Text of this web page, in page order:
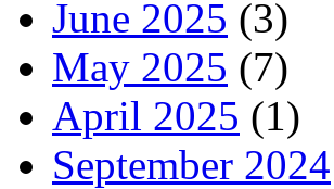
June 2025 (3)
May 2025 (7)
April 2025 (1)
September 2024